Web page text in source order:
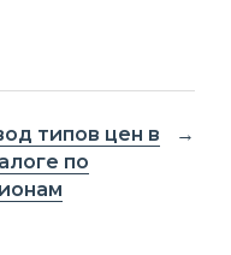
типов цен в
по